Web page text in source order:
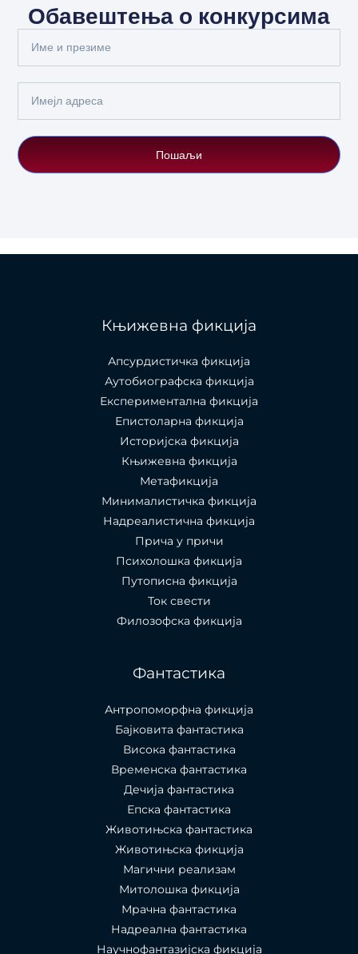
Обавештења о конкурсима
Пошаљи
Књижевна фикција
Апсурдистичка фикција
Аутобиографска фикција
Експериментална фикција
Епистоларна фикција
Историјска фикција
Књижевна фикција
Метафикција
Минималистичка фикција
Надреалистична фикција
Прича у причи
Психолошкa фикција
Путописна фикција
Ток свести
Филозофска фикција
Фантастика
Антропоморфна фикција
Бајковита фантастика
Висока фантастика
Временска фантастика
Дечија фантастика
Епска фантастика
Животињска фантастика
Животињска фикција
Магични реализам
Митолошка фикција
Мрачна фантастика
Надреална фантастика
Научнофантазијска фикција